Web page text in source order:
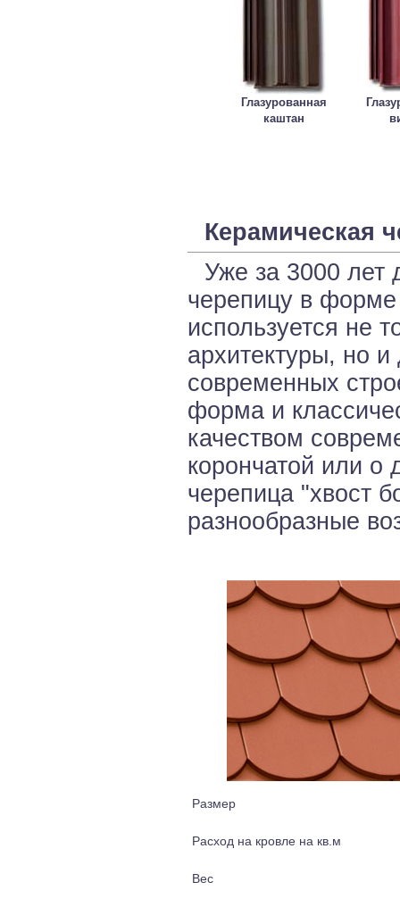
Глазурованная
каштан
Керамическая
Уже за 3000 лет
черепицу в
используется не
архитектуры, но
современных
форма и
качеством
корончатой или о
черепица "хвост
разнообразные
Размер
Расход на кровле на кв.м
Вес